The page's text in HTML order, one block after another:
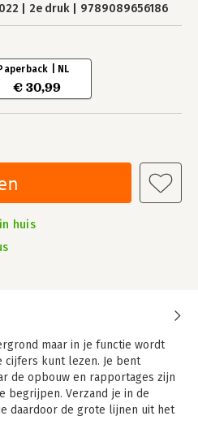
2e druk 9789089656186
| NL
€ 30,99
huis
maar in je functie wordt
cijfers kunt lezen. Je bent
de opbouw en rapportages zijn
begrijpen. Verzand je in de
daardoor de grote lijnen uit het